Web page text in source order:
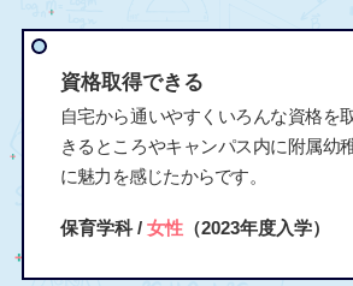
資格取得できる
自宅から通いやすくいろんな資格を
きるところやキャンパス内に附属幼
に魅力を感じたからです。
保育学科 / 女性（2023年度入学）